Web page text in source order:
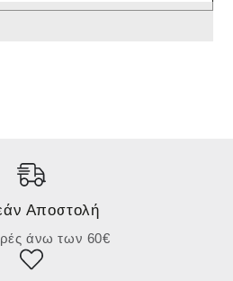
Αποστολή
άνω των 60€